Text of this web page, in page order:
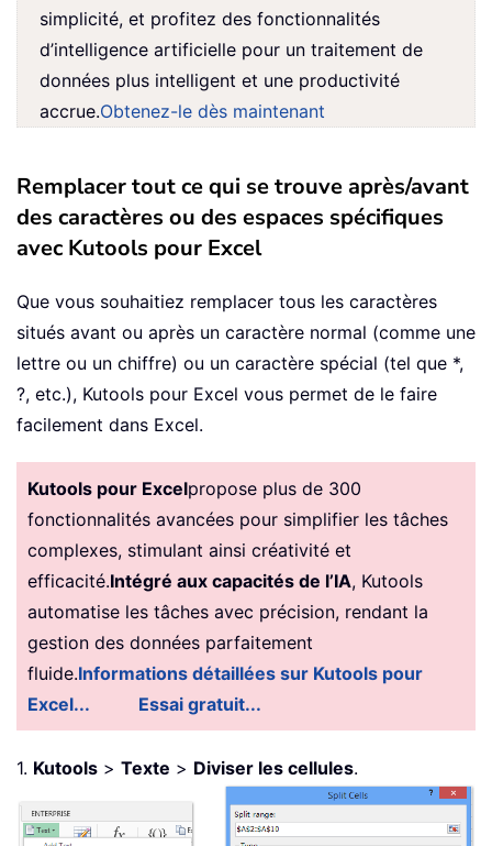
simplicité, et profitez des fonctionnalités
d’intelligence artificielle pour un traitement de
données plus intelligent et une productivité
accrue.Obtenez-le dès maintenant
Remplacer tout ce qui se trouve après/avant
des caractères ou des espaces spécifiques
avec Kutools pour Excel
Que vous souhaitiez remplacer tous les caractères
situés avant ou après un caractère normal (comme une
lettre ou un chiffre) ou un caractère spécial (tel que *,
?, etc.), Kutools pour Excel vous permet de le faire
facilement dans Excel.
Kutools pour Excelpropose plus de 300
fonctionnalités avancées pour simplifier les tâches
complexes, stimulant ainsi créativité et
efficacité.Intégré aux capacités de l’IA, Kutools
automatise les tâches avec précision, rendant la
gestion des données parfaitement
fluide.Informations détaillées sur Kutools pour
Excel...
Essai gratuit...
1. Kutools > Texte > Diviser les cellules.